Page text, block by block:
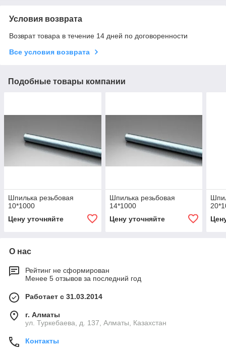
Условия возврата
Возврат товара в течение 14 дней по договоренности
Все условия возврата
Подобные товары компании
Шпилька резьбовая
10*1000
Цену уточняйте
Шпилька резьбовая
14*1000
Цену уточняйте
О нас
Рейтинг не сформирован
Менее 5 отзывов за последний год
Работает с 31.03.2014
г. Алматы
ул. Туркебаева, д. 137, Алматы, Казахстан
Контакты